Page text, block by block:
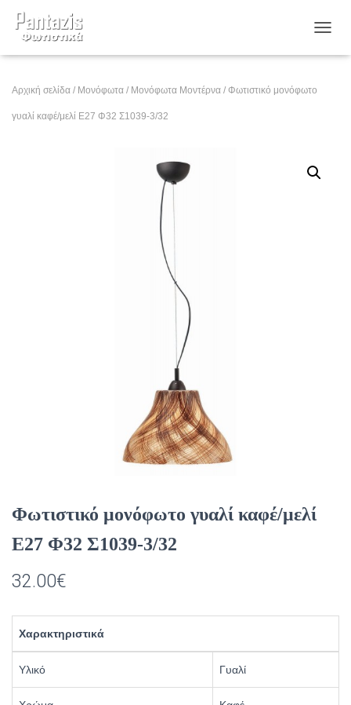
Αρχική σελίδα / Μονόφωτα / Μονόφωτα Μοντέρνα / Φωτιστικό μονόφωτο
γυαλί καφέ/μελί Ε27 Φ32 Σ1039-3/32
Φωτιστικό μονόφωτο γυαλί καφέ/μελί
Ε27 Φ32 Σ1039-3/32
32.00€
Χαρακτηριστικά
Υλικό Γυαλί